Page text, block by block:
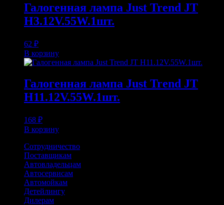
Галогенная лампа Just Trend JT
H3.12V.55W.1шт.
62 ₽
В корзину
Галогенная лампа Just Trend JT
H11.12V.55W.1шт.
168 ₽
В корзину
Сотрудничество
Поставщикам
Автовладельцам
Автосервисам
Автомойкам
Детейлингу
Дилерам